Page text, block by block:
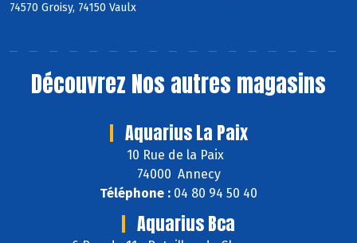
74570 Groisy, 74150 Vaulx
Découvrez Nos autres magasins
Aquarius La Paix
10 Rue de la Paix
74000 Annecy
Téléphone : 04 80 94 50 40
Aquarius Bca